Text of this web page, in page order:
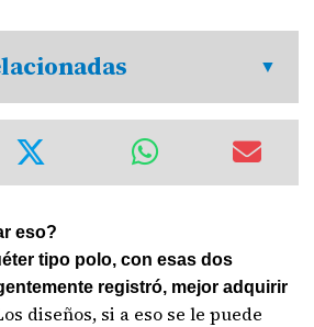
eso?
tipo polo, con esas dos
registró, mejor adquirir
diseños, si a eso se le puede